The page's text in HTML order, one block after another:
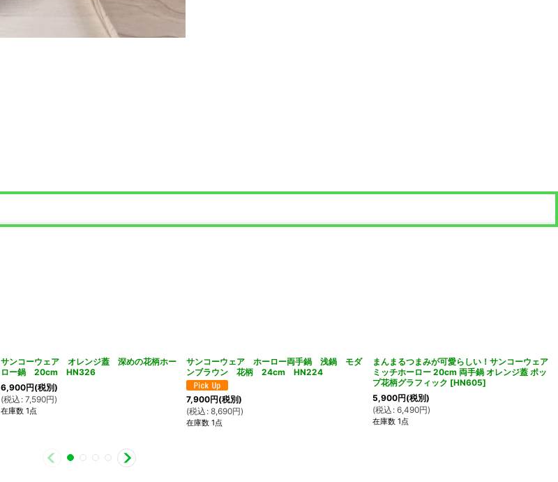
サンコーウェア オレンジ蓋 深めの花柄ホー
ロー鍋 20cm HN326
6,900円(税別)
(税込 : 7,590円)
在庫数 1点
サンコーウェア ホーロー両手鍋 浅鍋 モダ
ンブラウン 花柄 24cm HN224
7,900円(税別)
(税込 : 8,690円)
在庫数 1点
まんまるつまみが可愛らしい！サンコーウェア
ミッチホーロー 20cm 両手鍋 オレンジ蓋 ポッ
プ花柄グラフィック [HN605]
5,900円(税別)
(税込 : 6,490円)
在庫数 1点